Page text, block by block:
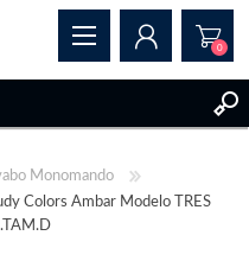
0
Monomando
Colors Ambar Modelo TRES